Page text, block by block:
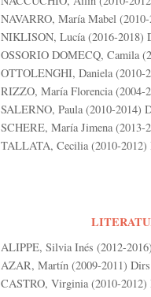
NAVARRO, María Mabel
NIKLISON, Lucía (2016-2018)
OSSORIO DOMECQ, Camila
OTTOLENGHI, Daniela (2010-
RIZZO, María Florencia (2004-
SALERNO, Paula (2010-2014)
SCHERE, María Jimena
TALLATA, Cecilia (2010-2012)
ALIPPE, Silvia Inés (2012-
AZAR, Martín (2009-2011)
CASTRO, Virginia (2010-